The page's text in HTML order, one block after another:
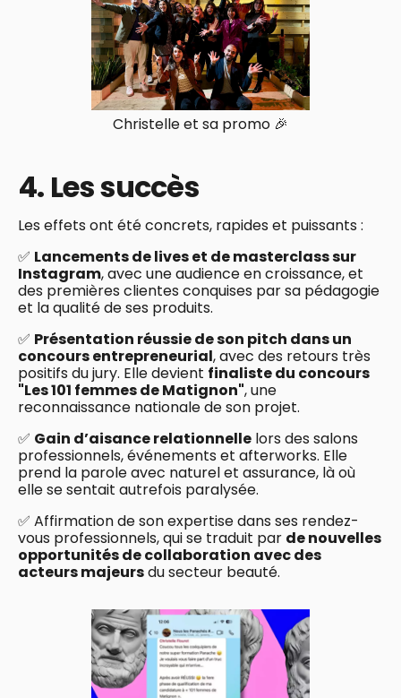
Christelle et sa promo 🎉
4. Les succès
Les effets ont été concrets, rapides et puissants :
✅ Lancements de lives et de masterclass sur
Instagram, avec une audience en croissance, et
des premières clientes conquises par sa pédagogie
et la qualité de ses produits.
✅ Présentation réussie de son pitch dans un
concours entrepreneurial, avec des retours très
positifs du jury. Elle devient finaliste du concours
"Les 101 femmes de Matignon", une
reconnaissance nationale de son projet.
✅ Gain d’aisance relationnelle lors des salons
professionnels, événements et afterworks. Elle
prend la parole avec naturel et assurance, là où
elle se sentait autrefois paralysée.
✅ Affirmation de son expertise dans ses rendez-
vous professionnels, qui se traduit par de nouvelles
opportunités de collaboration avec des
acteurs majeursdu secteur beauté.